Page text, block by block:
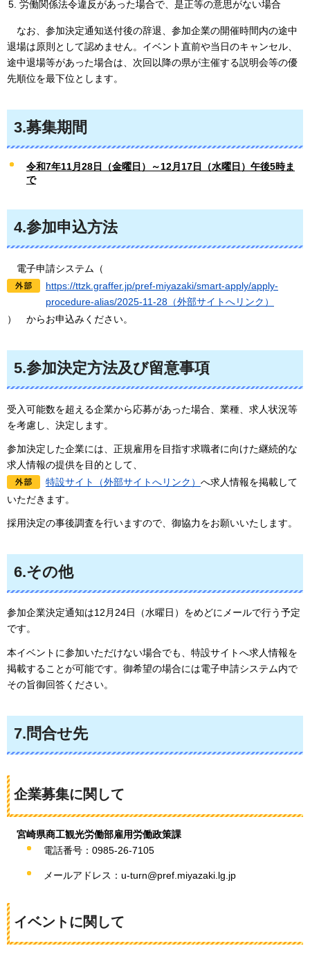
労働関係法令違反があった場合で、是正等の意思がない場合
なお 、参加決定通知送付後の辞退、参加企業の開催時間内の途中
退場は原則として認めません。イベント直前や当日のキャンセル、
途中退場等があった場合は、次回以降の県が主催する説明会等の優
先順位を最下位とします。
3.募集期間
令和7年11月28日（金曜日）～12月17日（水曜日）午後5時ま
で
4.参加申込方法
電子申請システム（
https://ttzk.graffer.jp/pref-miyazaki/smart-apply/apply-
procedure-alias/2025-11-28（外部サイトへリンク）
）
からお申込みください。
5.参加決定方法及び留意事項
受入可能数を超える企業から応募があった場合、業種、求人状況等
を考慮し、決定します。
参加決定した企業には、正規雇用を目指す求職者に向けた継続的な
求人情報の提供を目的として、
特設サイト（外部サイトへリンク） へ求人情報を掲載して
いただきます。
採用決定の事後調査を行いますので、御協力をお願いいたします。
6.その他
参加企業決定通知は12月24日（水曜日）をめどにメールで行う予定
です。
本イベントに参加いただけない場合でも、特設サイトへ求人情報を
掲載することが可能です。御希望の場合には電子申請システム内で
その旨御回答ください。
7.問合せ先
企業募集に関して
宮崎県商工観光労働部雇用労働政策課
電話番号：0985-26-7105
メールアドレス：u-turn@pref.miyazaki.lg.jp
イベントに関して